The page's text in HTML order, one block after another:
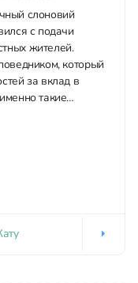
слоновий
с подачи
жителей.
который
за вклад в
такие